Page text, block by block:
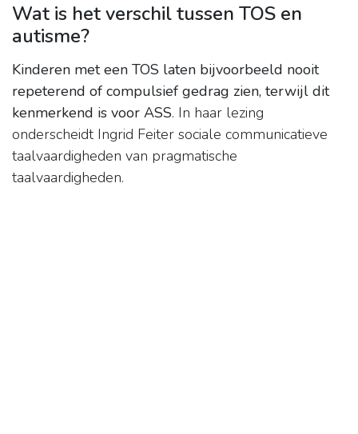
Wat is het verschil tussen TOS en
autisme?
Kinderen met een TOS laten bijvoorbeeld nooit
repeterend of compulsief gedrag zien, terwijl dit
kenmerkend is voor ASS. In haar lezing
onderscheidt Ingrid Feiter sociale communicatieve
taalvaardigheden van pragmatische
taalvaardigheden.